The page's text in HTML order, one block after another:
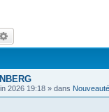
2026 19:18 » dans